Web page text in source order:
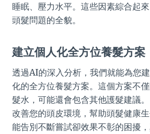
睡眠、壓力水平。這些因素綜合起
頭髮問題的全貌。
建立個人化全方位養髮方案
透過AI的深入分析，我們就能為您
化的全方位養髮方案。這個方案不
髮水，可能還會包含其他護髮建議
改善您的頭皮環境，幫助頭髮健康
能告別不斷嘗試卻效果不彰的困擾